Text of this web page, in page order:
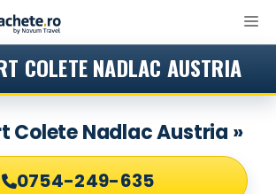
COLETE NADLAC AUSTRIA
Colete Nadlac Austria »
0754-249-635